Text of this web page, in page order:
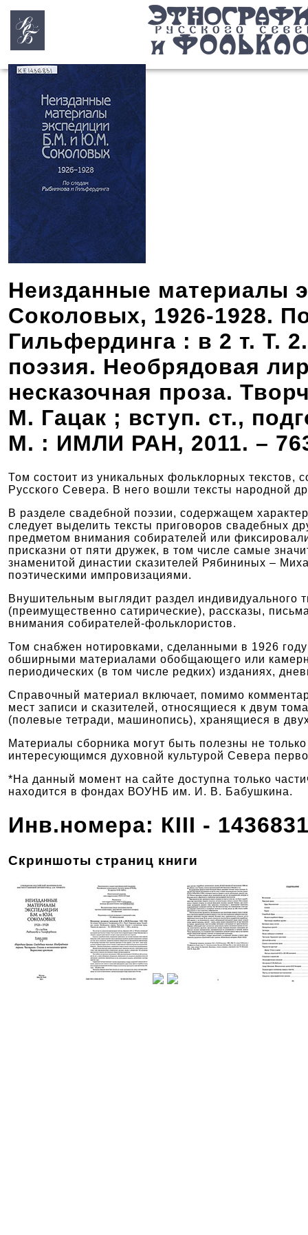
Неизданные материалы
Соколовых, 1926-1928.
Гильфердинга : в 2 т. Т.
поэзия. Необрядовая
несказочная проза.
М. Гацак ; вступ. ст.,
М. : ИМЛИ РАН, 2011. –
Том состоит из уникальных фольклорных текстов,
Русского Севера. В него вошли тексты народной
В разделе свадебной поэзии, содержащем
следует выделить тексты приговоров свадебных
предметом внимания собирателей или
присказни от пяти дружек, в том числе самые
знаменитой династии сказителей Рябининых –
поэтическими импровизациями.
Внушительным выглядит раздел индивидуального
(преимущественно сатирические), рассказы,
внимания собирателей-фольклористов.
Том снабжен нотировками, сделанными в 1926
обширными материалами обобщающего или
периодических (в том числе редких) изданиях,
Справочный материал включает, помимо
мест записи и сказителей, относящиеся к двум
(полевые тетради, машинопись), хранящиеся в
Материалы сборника могут быть полезны не
интересующимся духовной культурой Севера
*На данный момент на сайте доступна только
находится в фондах ВОУНБ им. И. В. Бабушкина.
Инв.номера: КIII -
Скриншоты страниц книги